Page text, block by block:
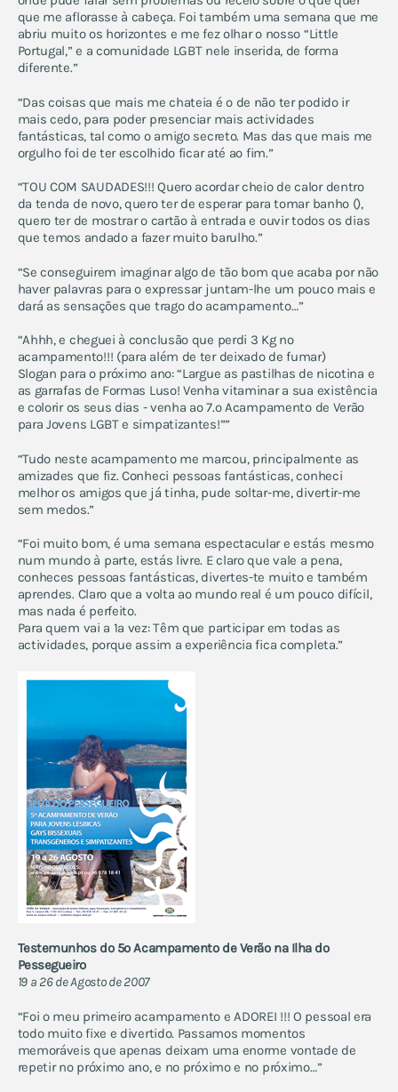
que me aflorasse à cabeça. Foi também uma semana que me
abriu muito os horizontes e me fez olhar o nosso “Little
Portugal,” e a comunidade LGBT nele inserida, de forma
diferente.”
“Das coisas que mais me chateia é o de não ter podido ir
mais cedo, para poder presenciar mais actividades
fantásticas, tal como o amigo secreto. Mas das que mais me
orgulho foi de ter escolhido ficar até ao fim.”
“TOU COM SAUDADES!!! Quero acordar cheio de calor dentro
da tenda de novo, quero ter de esperar para tomar banho (),
quero ter de mostrar o cartão à entrada e ouvir todos os dias
que temos andado a fazer muito barulho.”
“Se conseguirem imaginar algo de tão bom que acaba por não
haver palavras para o expressar juntam-lhe um pouco mais e
dará as sensações que trago do acampamento…”
“Ahhh, e cheguei à conclusão que perdi 3 Kg no
acampamento!!! (para além de ter deixado de fumar)
Slogan para o próximo ano: “Largue as pastilhas de nicotina e
as garrafas de Formas Luso! Venha vitaminar a sua existência
e colorir os seus dias - venha ao 7.º Acampamento de Verão
para Jovens LGBT e simpatizantes!””
“Tudo neste acampamento me marcou, principalmente as
amizades que fiz. Conheci pessoas fantásticas, conheci
melhor os amigos que já tinha, pude soltar-me, divertir-me
sem medos.”
“Foi muito bom, é uma semana espectacular e estás mesmo
num mundo à parte, estás livre. E claro que vale a pena,
conheces pessoas fantásticas, divertes-te muito e também
aprendes. Claro que a volta ao mundo real é um pouco difícil,
mas nada é perfeito.
Para quem vai a 1ª vez: Têm que participar em todas as
actividades, porque assim a experiência fica completa.”
Testemunhos do 5º Acampamento de Verão na Ilha do
Pessegueiro
19 a 26 de Agosto de 2007
“Foi o meu primeiro acampamento e ADOREI !!! O pessoal era
todo muito fixe e divertido. Passamos momentos
memoráveis que apenas deixam uma enorme vontade de
repetir no próximo ano, e no próximo e no próximo…”